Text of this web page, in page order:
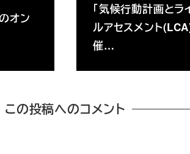
オン
「気候行動計画とラ
ルアセスメント
催…
この投稿へのコメント